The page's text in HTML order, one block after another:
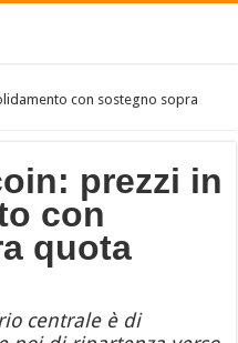
con sostegno sopra
prezzi in
con
quota
centrale è di